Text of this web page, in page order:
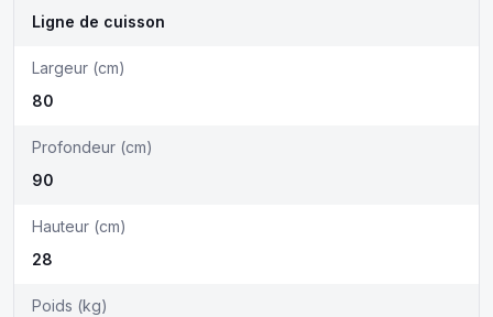
Ligne de cuisson
Largeur (cm)
80
Profondeur (cm)
90
Hauteur (cm)
28
Poids (kg)